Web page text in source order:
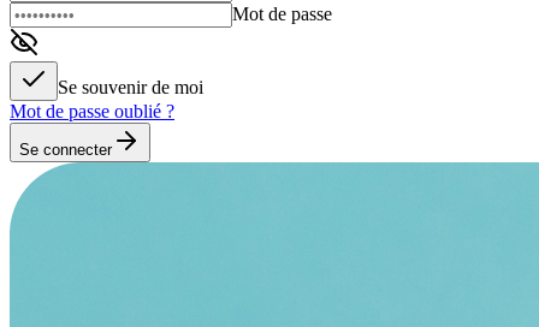
Mot de passe
Se souvenir de moi
Mot de passe oublié ?
Se connecter